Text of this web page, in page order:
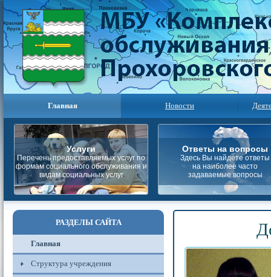
Главная Новости
Услуги
Перечень предоставляемых услуг по
формам социального обслуживания и
видам социальных услуг
Ответы на вопросы
Здесь Вы найдете ответы
на наиболее часто
задаваемые вопросы
РАЗДЕЛЫ САЙТА
Главная
Структура учреждения